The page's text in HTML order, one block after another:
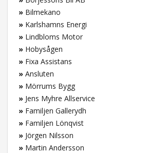
» Bilmekano
» Karlshamns Energi
» Lindbloms Motor
» Hobysågen
» Fixa Assistans
» Ansluten
» Mörrums Bygg
» Jens Myhre Allservice
» Familjen Gallerydh
» Familjen Lönqvist
» Jörgen Nilsson
» Martin Andersson